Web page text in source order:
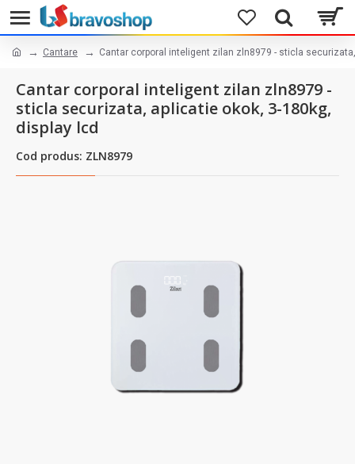
Cantare Cantar corporal inteligent zilan zln8979 - sticla
Cantar corporal inteligent zilan zln8979 -
sticla securizata, aplicatie okok, 3-180kg,
display lcd
Cod produs: ZLN8979